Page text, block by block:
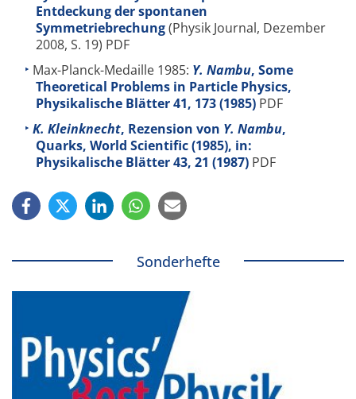
Entdeckung der spontanen
Symmetriebrechung(Physik Journal, Dezember
2008, S. 19) PDF
Max-Planck-Medaille 1985: Y. Nambu, Some
Theoretical Problems in Particle Physics,
Physikalische Blätter41, 173 (1985) PDF
K. Kleinknecht, Rezension von Y. Nambu,
Quarks, World Scientific (1985), in:
Physikalische Blätter43, 21 (1987) PDF
Sonderhefte